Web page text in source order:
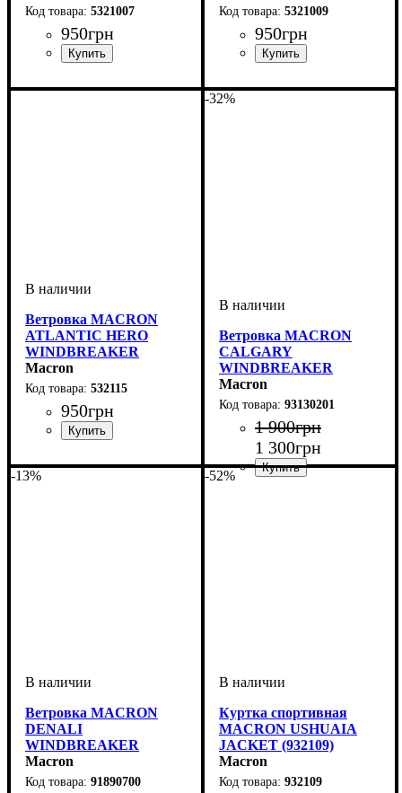
5321007
950грн
5321009
950грн
Ветровка MACRON
ATLANTIC HERO
WINDBREAKER
(532115)
Macron
532115
950грн
-32%
Ветровка MACRON
CALGARY
WINDBREAKER
(93130201)
Macron
93130201
1 900грн
1 300грн
Пол
Производитель
Цвет
-13%
Ветровка MACRON
DENALI
WINDBREAKER
(91890700)
Macron
91890700
-52%
Куртка спортивная
MACRON USHUAIA
JACKET (932109)
Macron
932109